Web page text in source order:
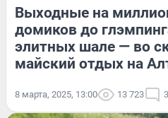
Выходные на
домиков до
элитных шале — во
майский отдых на
8 марта, 2025, 13:00 13 723